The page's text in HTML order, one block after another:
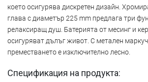
което осигурява дискретен дизайн.
глава с диаметър 225 mm предлага три
релаксиращ душ. Батерията от месинг и
осигуряват дълъг живот. С метален
преместването е изключително лесно.
Спецификация на продукта: